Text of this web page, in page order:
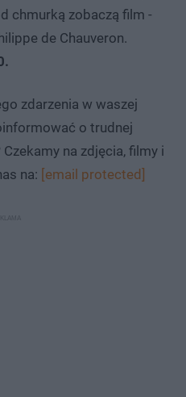
chmurką zobaczą film -
de Chauveron.
zdarzenia w waszej
o trudnej
na zdjęcia, filmy i
na: [email protected]